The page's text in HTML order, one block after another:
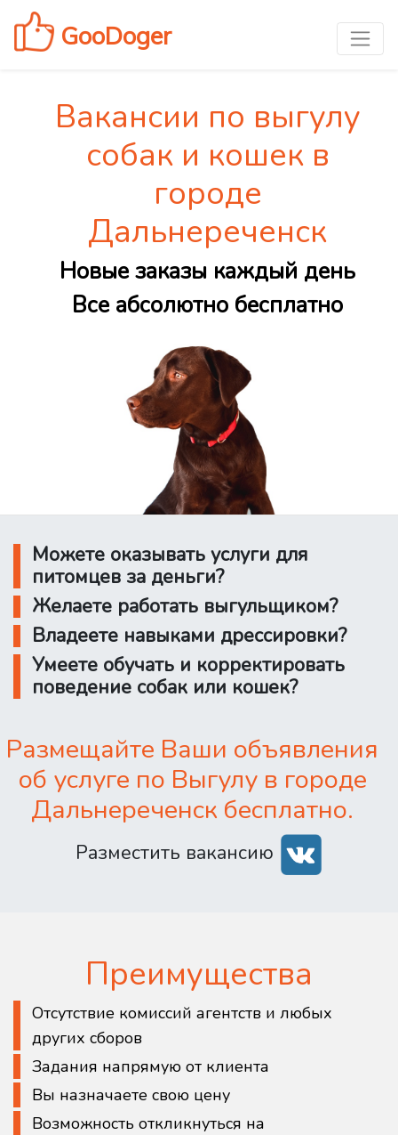
GooDoger
Вакансии по выгулу
собак и кошек в
городе
Дальнереченск
Новые заказы каждый день
Все абсолютно бесплатно
Можете оказывать услуги для
питомцев за деньги?
Желаете работать выгульщиком?
Владеете навыками дрессировки?
Умеете обучать и корректировать
поведение собак или кошек?
Размещайте Ваши объявления
об услуге по Выгулу в городе
Дальнереченск бесплатно.
Разместить вакансию
Преимущества
Отсутствие комиссий агентств и любых
других сборов
Задания напрямую от клиента
Вы назначаете свою цену
Возможность откликнуться на